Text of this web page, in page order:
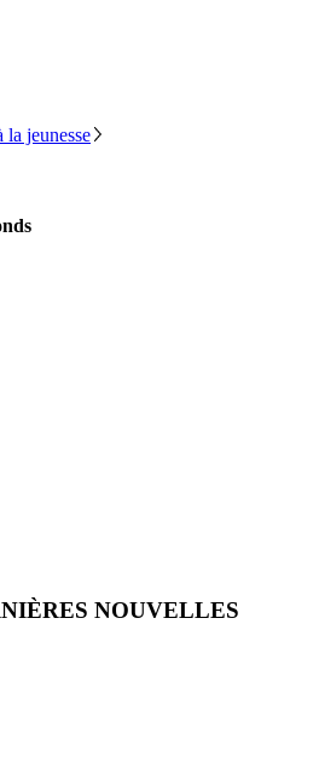
la jeunesse
NOUVELLES